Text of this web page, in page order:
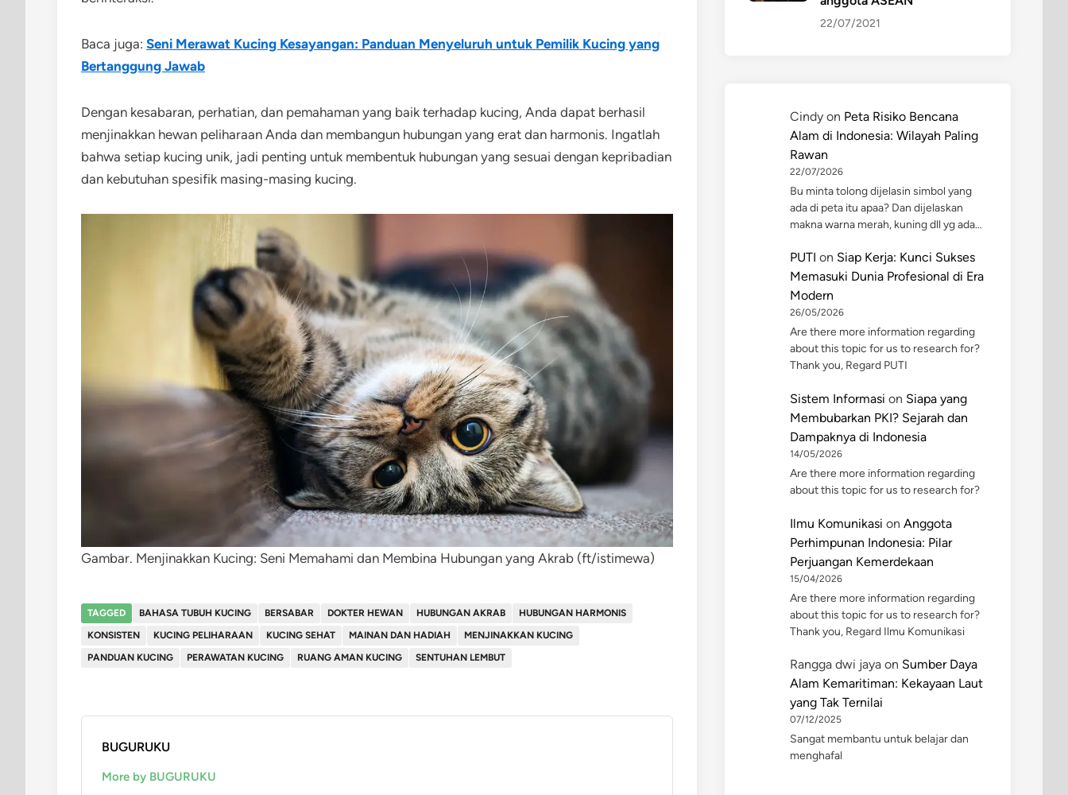
Baca juga: Seni Merawat Kucing Kesayangan: Panduan Menyeluruh untuk Pemilik Kucing yang
Bertanggung Jawab
Dengan kesabaran, perhatian, dan pemahaman yang baik terhadap kucing, Anda dapat berhasil
menjinakkan hewan peliharaan Anda dan membangun hubungan yang erat dan harmonis. Ingatlah
bahwa setiap kucing unik, jadi penting untuk membentuk hubungan yang sesuai dengan kepribadian
dan kebutuhan spesifik masing-masing kucing.
Gambar. Menjinakkan Kucing: Seni Memahami dan Membina Hubungan yang Akrab (ft/istimewa)
TAGGED BAHASA TUBUH KUCING BERSABAR DOKTER HEWAN HUBUNGAN AKRAB
HUBUNGAN HARMONIS
KONSISTEN
KUCING PELIHARAAN KUCING SEHAT MAINAN DAN HADIAH
MENJINAKKAN KUCING
PANDUAN KUCING
PERAWATAN KUCING RUANG AMAN KUCING SENTUHAN LEMBUT
BUGURUKU
More by BUGURUKU
22/07/2021
Cindy on Peta Risiko Bencana
Alam di Indonesia: Wilayah Paling
Rawan
22/07/2026
Bu minta tolong dijelasin simbol yang
ada di peta itu apaa? Dan dijelaskan
makna warna merah, kuning dll yg ada…
PUTI on Siap Kerja: Kunci Sukses
Memasuki Dunia Profesional di Era
Modern
26/05/2026
Are there more information regarding
about this topic for us to research for?
Thank you, Regard PUTI
Sistem Informasi on Siapa yang
Membubarkan PKI? Sejarah dan
Dampaknya di Indonesia
14/05/2026
Are there more information regarding
about this topic for us to research for?
Ilmu Komunikasi on Anggota
Perhimpunan Indonesia: Pilar
Perjuangan Kemerdekaan
15/04/2026
Are there more information regarding
about this topic for us to research for?
Thank you, Regard Ilmu Komunikasi
Rangga dwi jaya on Sumber Daya
Alam Kemaritiman: Kekayaan Laut
yang Tak Ternilai
07/12/2025
Sangat membantu untuk belajar dan
menghafal